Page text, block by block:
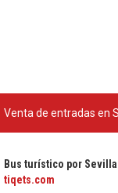
Venta de entradas en
Bus turístico por
tiqets.com